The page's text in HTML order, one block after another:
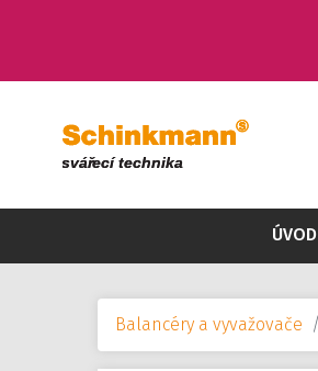
ÚVOD
Balancéry a vyvažovače